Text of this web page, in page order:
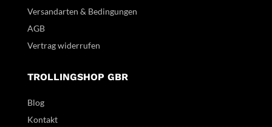
Versandarten & Bedingungen
AGB
Vertrag widerrufen
TROLLINGSHOP GBR
Blog
Kontakt